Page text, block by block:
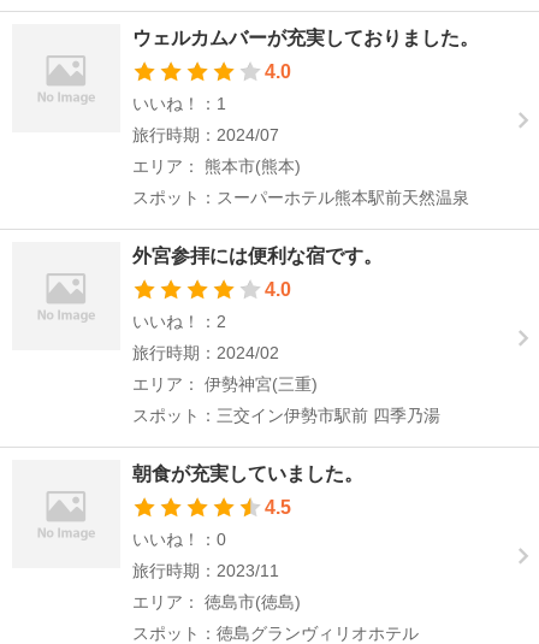
ウェルカムバーが充実しておりました。
4.0
いいね！：1
旅行時期：2024/07
エリア： 熊本市(熊本)
スポット：スーパーホテル熊本駅前天然温泉
外宮参拝には便利な宿です。
4.0
いいね！：2
旅行時期：2024/02
エリア： 伊勢神宮(三重)
スポット：三交イン伊勢市駅前 四季乃湯
朝食が充実していました。
4.5
いいね！：0
旅行時期：2023/11
エリア： 徳島市(徳島)
スポット：徳島グランヴィリオホテル